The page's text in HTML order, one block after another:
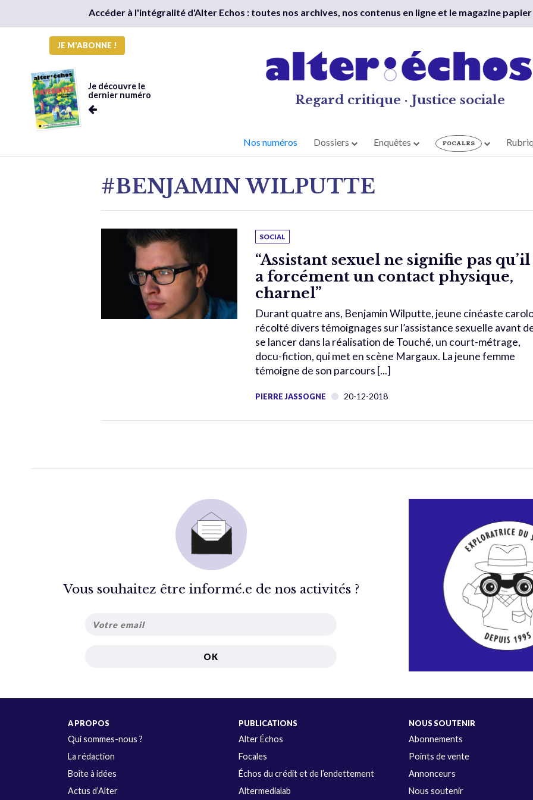
Accéder à l'intégralité d'Alter Echos : toutes nos archives, nos contenus en ligne et le magazine papier
JE M'ABONNE !
Je découvre le
dernier numéro
Regard critique · Justice sociale
Nos numéros Dossiers Enquêtes
#BENJAMIN WILPUTTE
SOCIAL
“Assistant sexuel ne signifie pas qu’il
a forcément un contact physique,
charnel”
Durant quatre ans, Benjamin Wilputte, jeune cinéaste
récolté divers témoignages sur l’assistance sexuelle avant
se lancer dans la réalisation de Touché, un court-métrage,
docu-fiction, qui met en scène Margaux. La jeune femme
témoigne de son parcours [...]
PIERRE JASSOGNE 20-12-2018
Vous souhaitez être informé.e de nos activités ?
A PROPOS
Qui sommes-nous ?
La rédaction
Boîte à idées
Actus d’Alter
PUBLICATIONS
Alter Échos
Focales
Échos du crédit et de l’endettement
Altermedialab
NOUS SOUTENIR
Abonnements
Points de vente
Annonceurs
Nous soutenir